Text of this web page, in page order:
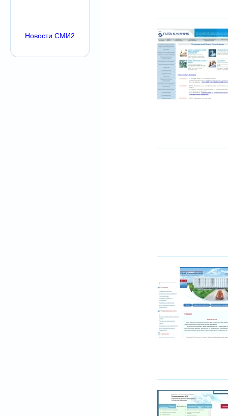
Новости СМИ2